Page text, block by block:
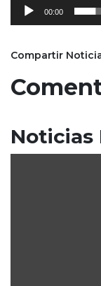
00:00
Compartir
Noticias